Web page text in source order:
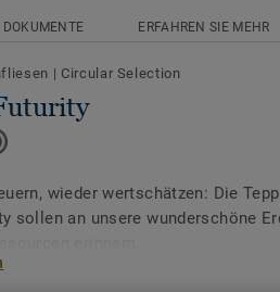
DOKUMENTE ERFAHREN SIE MEHR
| Circular Selection
wieder wertschätzen: Die
sollen an unsere wunderschöne